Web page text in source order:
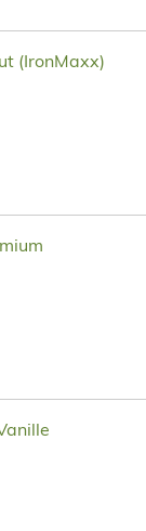
(IronMaxx)